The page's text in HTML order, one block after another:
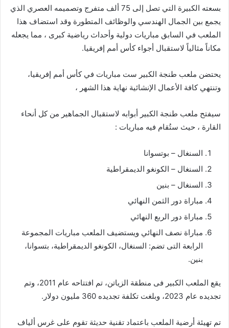
بسعته الكبيرة التي تصل إلى 75 ألف متفرج وتصميمه العصري الذي
يجمع بين الجمال الهندسي والوظائف المتطورة وقد استضاف هذا
الملعب في السابق مباريات دولية وأحداث رياضية كبرى ، مما يجعله
مكاناً مثالياً لاستقبال أجواء كأس أمم إفريقيا.
يحتضن ملعب طنجة الكبير ست مباريات في كأس أمم إفريقيا،
وتنتهي كافة الأعمال الإنشائية نهاية هذا الشهر ،
سيفتح ملعب طنجة الكبير أبوابه لاستقبال الجماهير من كل أنحاء
القارة ، حيث ستُقام فيه مباريات :
السنغال – بوتسوانا
السنغال – الكونغو الديمقراطية
السنغال – بنين
مباراة دور الثمن النهائي
مباراة دور الربع النهائي
مباراة نصف النهائي ويستضيف الملعب مباريات المجموعة
الرابعة التى تضم: السنغال، الكونغو الديمقراطية، بتسوانا،
بنين.
يقع الملعب الكبير فى منطقة الزياتن، تم افتتاحه عام 2011، وتم
تجديده عام 2023، وبلغت تكلفة تجديده 360 مليون دولار.
تم تهيئة أرضية الملعب باعتماد تقنية حديثة تقوم على غرس ألياف